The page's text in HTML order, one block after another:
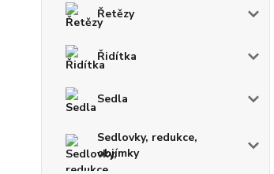
Řetězy
Řidítka
Sedla
Sedlovky, redukce,
objímky